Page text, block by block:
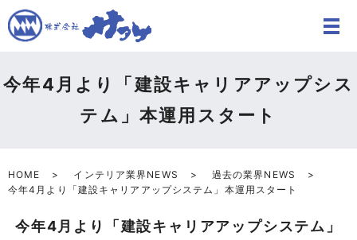
今年4月より「建設キャリアアップシス
テム」本運用スタート
HOME インテリア業界NEWS
過去の業界NEWS
今年4月より「建設キャリアアップシステム」本運用スタート
今年4月より「建設キャリアアップシステム」